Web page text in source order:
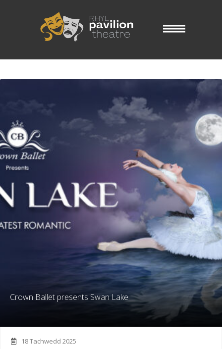
Crown Ballet presents Swan Lake
18 Tachwedd 2025